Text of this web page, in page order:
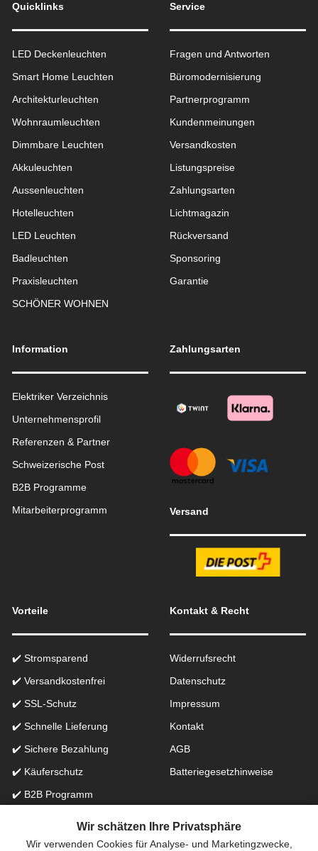
Quicklinks
LED Deckenleuchten
Smart Home Leuchten
Architekturleuchten
Wohnraum­leuchten
Dimmbare Leuchten
Akkuleuchten
Aussen­leuchten
Hotelleuchten
LED Leuchten
Badleuchten
Praxisleuchten
SCHÖNER WOHNEN
Service
Fragen und Antworten
Büromodernisierung
Partnerprogramm
Kundenmeinungen
Versandkosten
Listungspreise
Zahlungsarten
Lichtmagazin
Rückversand
Sponsoring
Garantie
Information
Elektriker Verzeichnis
Unternehmensprofil
Referenzen & Partner
Schweizerische Post
B2B Programme
Mitarbeiterprogramm
Zahlungsarten
Versand
Vorteile
✔️ Stromsparend
✔️ Versandkostenfrei
✔️ SSL-Schutz
✔️ Schnelle Lieferung
✔️ Sichere Bezahlung
✔️ Käuferschutz
✔️ B2B Programm
Kontakt & Recht
Widerrufsrecht
Datenschutz
Impressum
Kontakt
AGB
Batteriegesetzhinweise
Wir schätzen Ihre Privatsphäre
Wir verwenden Cookies für Analyse- und Marketingzwecke,